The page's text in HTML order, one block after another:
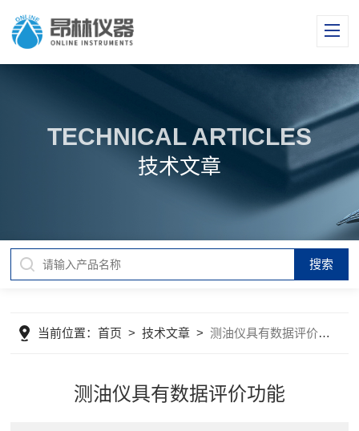
TECHNICAL ARTICLES
技术文章
当前位置：首页 >技术文章 >测油仪具有数据评价功能
测油仪具有数据评价功能